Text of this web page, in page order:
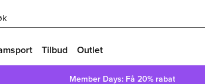
Tilbud Outlet
Member Days: Få 20% rabat